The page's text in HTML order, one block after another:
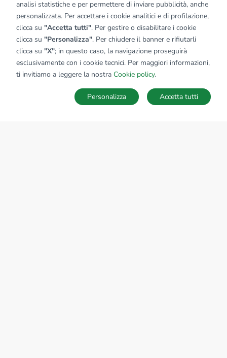
SALVA RICERCA
analisi statistiche e per permettere di inviare pubblicità, anche
personalizzata. Per accettare i cookie analitici e di profilazione,
clicca su "Accetta tutti". Per gestire o disabilitare i cookie
clicca su "Personalizza". Per chiudere il banner e rifiutarli
clicca su "X"; in questo caso, la navigazione proseguirà
esclusivamente con i cookie tecnici. Per maggiori informazioni,
ti invitiamo a leggere la nostra Cookie policy.
Accetta tutti
Personalizza